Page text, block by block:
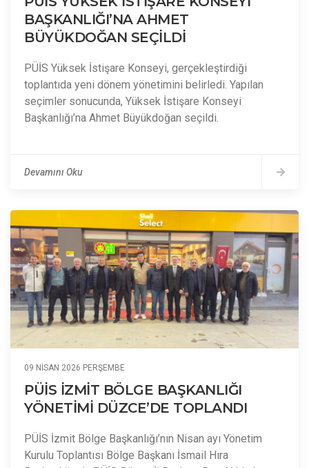
BAŞKANLIĞI’NA AHMET
BÜYÜKDOĞAN SEÇİLDİ
PÜİS Yüksek İstişare Konseyi, gerçekleştirdiği
toplantıda yeni dönem yönetimini belirledi. Yapılan
seçimler sonucunda, Yüksek İstişare Konseyi
Başkanlığı’na Ahmet Büyükdoğan seçildi.
Devamını Oku
09 NISAN 2026 PERŞEMBE
PÜİS İZMİT BÖLGE BAŞKANLIĞI
YÖNETİMİ DÜZCE’DE TOPLANDI
PÜİS İzmit Bölge Başkanlığı’nın Nisan ayı Yönetim
Kurulu Toplantısı Bölge Başkanı İsmail Hıra